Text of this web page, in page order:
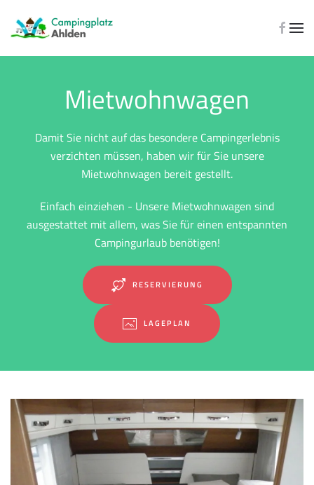
Zum Hauptinhalt springen
Mietwohnwagen
Damit Sie nicht auf das besondere Campingerlebnis
verzichten müssen, haben wir für Sie unsere
Mietwohnwagen bereit gestellt.
Einfach einziehen - Unsere Mietwohnwagen sind
ausgestattet mit allem, was Sie für einen entspannten
Campingurlaub benötigen!
RESERVIERUNG
LAGEPLAN